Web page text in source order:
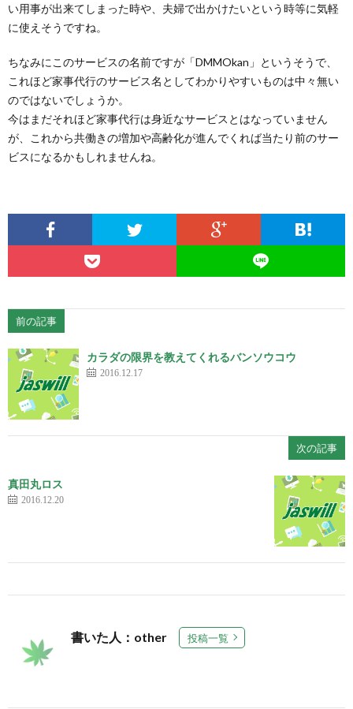
い用事が出来てしまった時や、夫婦で出かけたいという時等に気軽
に使えそうですね。
ちなみにこのサービスの名前ですが「DMMOkan」というそうで、
これほど家事代行のサービス名としてわかりやすいものは中々無い
のではないでしょうか。
今はまだそれほど家事代行は身近なサービスとはなっていません
が、これから共働きの増加や高齢化が進んでくれば当たり前のサー
ビスになるかもしれませんね。
前の記事
カラダの限界を教えてくれるバンソウコウ
2016.12.17
次の記事
真田丸ロス
2016.12.20
書いた人：other 投稿一覧